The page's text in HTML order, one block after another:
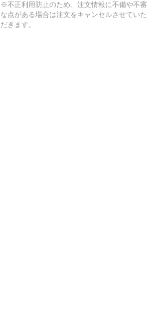
※不正利用防止のため、注文情報に不備や不審
な点がある場合は注文をキャンセルさせていた
だきます。